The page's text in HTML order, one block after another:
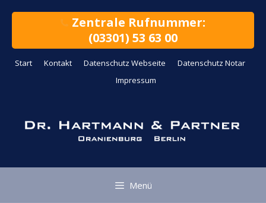
Zentrale Rufnummer:
(03301) 53 63 00
Start Kontakt Datenschutz Webseite
Datenschutz Notar
Impressum
Menü